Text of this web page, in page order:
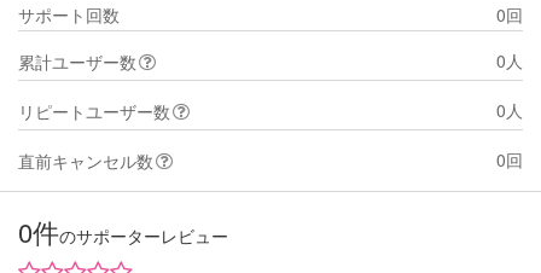
サポート回数
0回
累計ユーザー数
0人
リピートユーザー数 0人
直前キャンセル数 0回
0件のサポーターレビュー